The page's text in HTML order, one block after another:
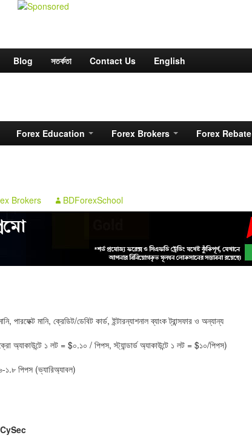
Blog সতর্কতা Contact Us English
Forex Education Forex Brokers Forex Rebate
Brokers BDForexSchool
পারফেক্ট মানি, ক্রেডিট/ডেবিট কার্ড, ইন্টারন্যাশনাল ব্যাংক ট্রান্সফার ও অন্যান্য
অ্যাকাউন্টে ১ লট = $০.১০ / পিপস, স্ট্যান্ডার্ড অ্যাকাউন্টে ১ লট = $১০/পিপস)
পিপস (ভ্যারিঅ্যাবল)